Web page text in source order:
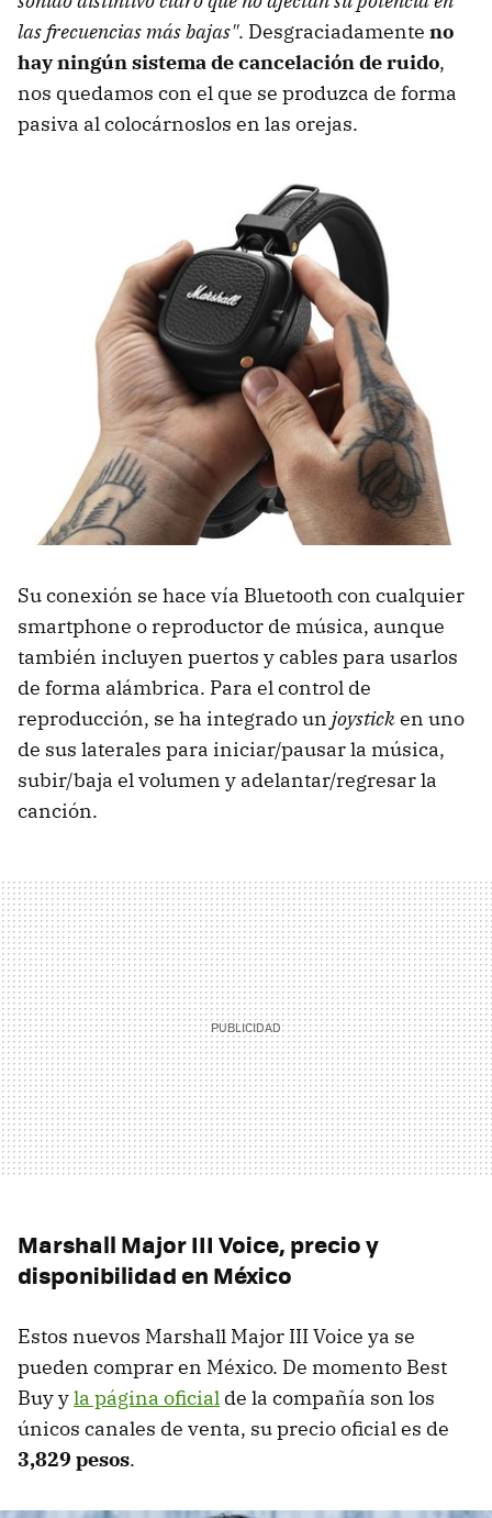
las frecuencias más bajas". Desgraciadamente no
hay ningún sistema de cancelación de ruido,
nos quedamos con el que se produzca de forma
pasiva al colocárnoslos en las orejas.
Su conexión se hace vía Bluetooth con cualquier
smartphone o reproductor de música, aunque
también incluyen puertos y cables para usarlos
de forma alámbrica. Para el control de
reproducción, se ha integrado un joysticken uno
de sus laterales para iniciar/pausar la música,
subir/baja el volumen y adelantar/regresar la
canción.
Marshall Major III Voice, precio y
disponibilidad en México
Estos nuevos Marshall Major III Voice ya se
pueden comprar en México. De momento Best
Buy yla página oficial de la compañía son los
únicos canales de venta, su precio oficial es de
3,829 pesos.